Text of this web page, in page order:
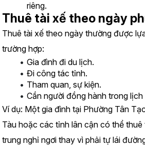
riêng.
Thuê tài xế theo ngày
Thuê tài xế theo ngày thường được
trường hợp:
Gia đình đi du lịch.
Đi công tác tỉnh.
Tham quan, sự kiện.
Cần người đồng hành trong lịch
Ví dụ: Một gia đình tại Phường Tân
Tàu hoặc các tỉnh lân cận có thể thuê
trung nghỉ ngơi thay vì phải tự lái